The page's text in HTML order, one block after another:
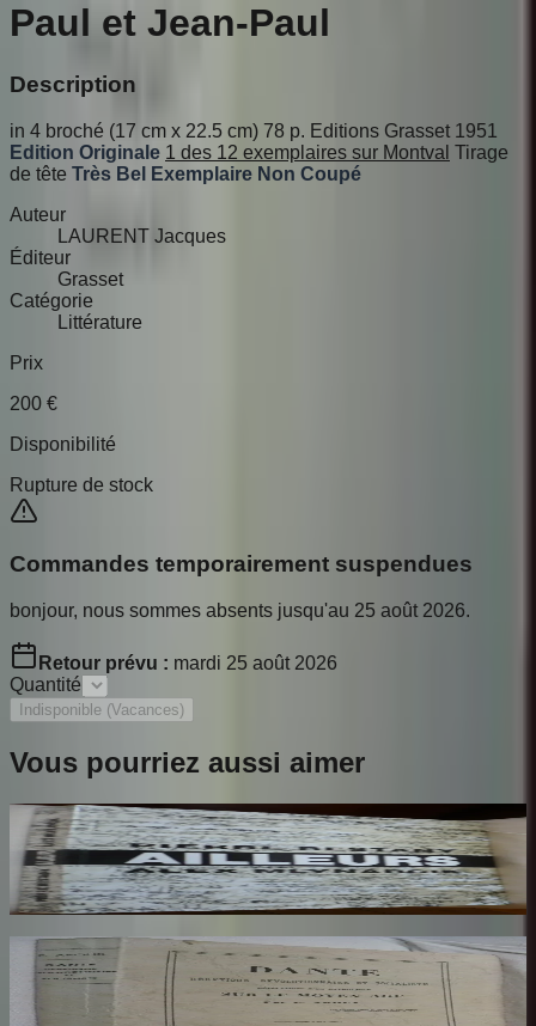
Paul et Jean-Paul
Description
in 4 broché (17 cm x 22.5 cm) 78 p. Editions Grasset 1951
Edition Originale 1 des 12 exemplaires sur Montval Tirage
de tête Très Bel Exemplaire Non Coupé
Auteur
LAURENT Jacques
Éditeur
Grasset
Catégorie
Littérature
Prix
200 €
Disponibilité
Rupture de stock
Commandes temporairement suspendues
bonjour, nous sommes absents jusqu'au 25 août 2026.
Retour prévu : mardi 25 août 2026
Quantité
Indisponible (Vacances)
Vous pourriez aussi aimer
Ailleurs
RESTANY Pierre
65€
Dante Hérétique et Révolutionnaire et
Socialiste
AROUX